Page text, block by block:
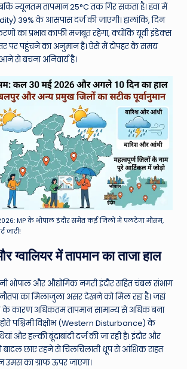
न्यूनतम तापमान 25°C तक गिर सकता है। हवा में
39% के आसपास दर्ज की जाएगी। हालांकि, दिन
का प्रभाव काफी मजबूत रहेगा, क्योंकि यूवी इंडेक्स
पर पहुंचने का अनुमान है। ऐसे में दोपहर के समय
से बचना अनिवार्य है।
MP के भोपाल इंदौर समेत कई जिलों में पलटेगा मौसम,
जारी!
ग्वालियर में तापमान का ताजा हाल
भोपाल और औद्योगिक नगरी इंदौर सहित चंबल संभाग
का मिलाजुला असर देखने को मिल रहा है। जहां
कारण अधिकतम तापमान सामान्य से अधिक बना
पश्चिमी विक्षोभ (Western Disturbance) के
और हल्की बूंदाबांदी दर्ज की जा रही है। इंदौर और
बादल छाए रहने से चिलचिलाती धूप से आंशिक राहत
का ग्राफ ऊपर जाएगा।